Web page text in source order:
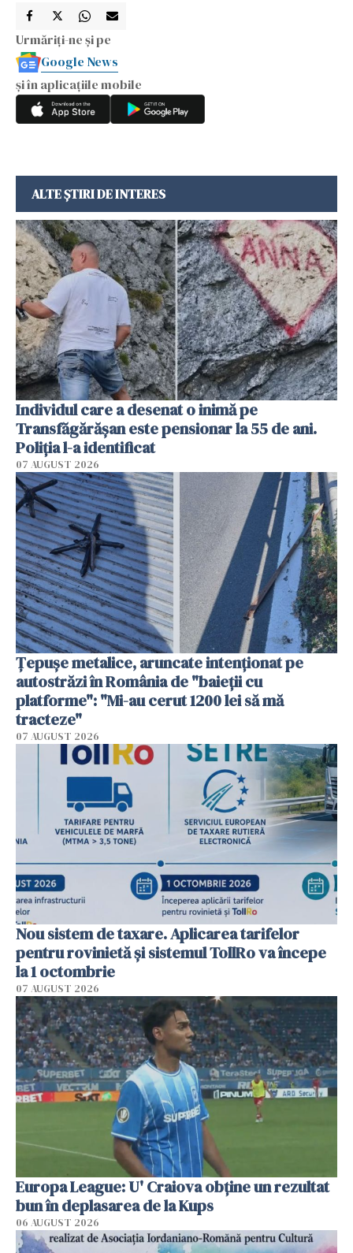
Urmăriți-ne și pe
Google News
și în aplicațiile mobile
ALTE ȘTIRI DE INTERES
Individul care a desenat o inimă pe
Transfăgărășan este pensionar la 55 de ani.
Poliția l-a identificat
07 AUGUST 2026
Țepușe metalice, aruncate intenționat pe
autostrăzi în România de "baieții cu
platforme": "Mi-au cerut 1200 lei să mă
tracteze"
07 AUGUST 2026
Nou sistem de taxare. Aplicarea tarifelor
pentru rovinietă şi sistemul TollRo va începe
la 1 octombrie
07 AUGUST 2026
Europa League: U' Craiova obține un rezultat
bun în deplasarea de la Kups
06 AUGUST 2026